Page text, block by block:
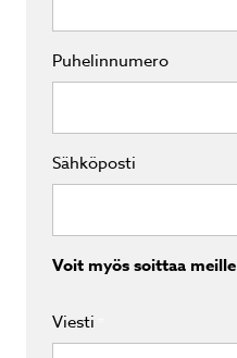
Puhelinnumero
Sähköposti
Voit myös soittaa meille
Viesti